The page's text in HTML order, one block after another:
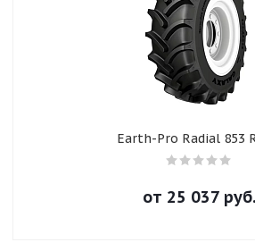
Earth-Pro Radial 853
от 25 037руб.